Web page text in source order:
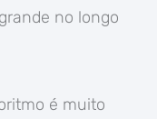
no longo
é muito